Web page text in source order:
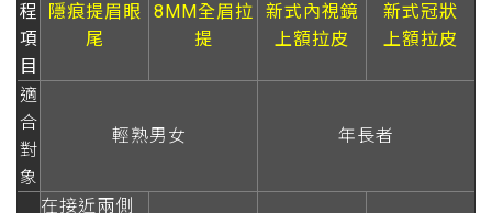
程
項
目
隱痕提眉眼
尾
8MM全眉拉
提
新式內視鏡
上額拉皮
新式冠狀
上額拉皮
適
合
對
象
輕熟男女 年長者
在接近兩側